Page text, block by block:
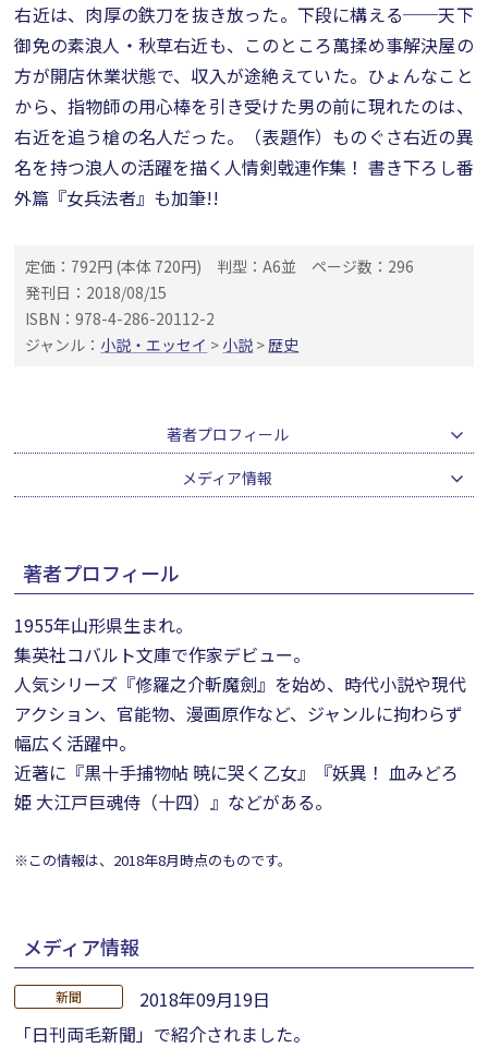
右近は、肉厚の鉄刀を抜き放った。下段に構える──天下
御免の素浪人・秋草右近も、このところ萬揉め事解決屋の
方が開店休業状態で、収入が途絶えていた。ひょんなこと
から、指物師の用心棒を引き受けた男の前に現れたのは、
右近を追う槍の名人だった。（表題作）ものぐさ右近の異
名を持つ浪人の活躍を描く人情剣戟連作集！ 書き下ろし番
外篇『女兵法者』も加筆!!
定価：792円 (本体 720円) 判型：A6並
ページ数：296
発刊日：2018/08/15
ISBN：978-4-286-20112-2
ジャンル： 小説・エッセイ > 小説 >歴史
著者プロフィール
メディア情報
著者プロフィール
1955年山形県生まれ。
集英社コバルト文庫で作家デビュー。
人気シリーズ『修羅之介斬魔劍』を始め、時代小説や現代
アクション、官能物、漫画原作など、ジャンルに拘わらず
幅広く活躍中。
近著に『黒十手捕物帖 暁に哭く乙女』『妖異！ 血みどろ
姫 大江戸巨魂侍（十四）』などがある。
※この情報は、2018年8月時点のものです。
メディア情報
新聞
2018年09月19日
「日刊両毛新聞」で紹介されました。